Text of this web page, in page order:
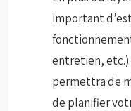
important
entretien,
permettra de
de planifier